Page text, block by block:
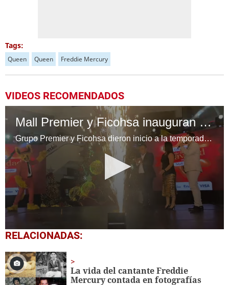
Tags:
Queen Queen Freddie Mercury
VIDEOS RECOMENDADOS
Mall Premier y Ficohsa inauguran temporada navideña
Grupo Premier y Ficohsa dieron inicio a la temporada navideña en Honduras
0
seconds
40
seconds
RELACIONADAS:
La vida del cantante Freddie
Mercury contada en fotografías